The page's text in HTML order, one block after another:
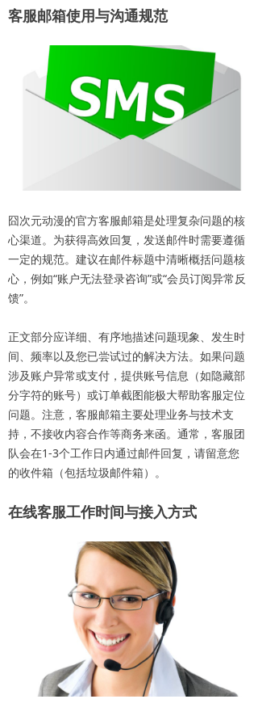
客服邮箱使用与沟通规范
囧次元动漫的官方客服邮箱是处理复杂问题的核
心渠道。为获得高效回复，发送邮件时需要遵循
一定的规范。建议在邮件标题中清晰概括问题核
心，例如“账户无法登录咨询”或“会员订阅异常反
馈”。
正文部分应详细、有序地描述问题现象、发生时
间、频率以及您已尝试过的解决方法。如果问题
涉及账户异常或支付，提供账号信息（如隐藏部
分字符的账号）或订单截图能极大帮助客服定位
问题。注意，客服邮箱主要处理业务与技术支
持，不接收内容合作等商务来函。通常，客服团
队会在1-3个工作日内通过邮件回复，请留意您
的收件箱（包括垃圾邮件箱）。
在线客服工作时间与接入方式